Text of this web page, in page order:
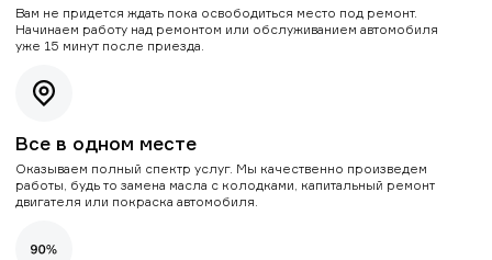
Вам не придется ждать пока освободиться место под ремонт.
Начинаем работу над ремонтом или обслуживанием автомобиля
уже 15 минут после приезда.
Все в одном месте
Оказываем полный спектр услуг. Мы качественно произведем
работы, будь то замена масла с колодками, капитальный ремонт
двигателя или покраска автомобиля.